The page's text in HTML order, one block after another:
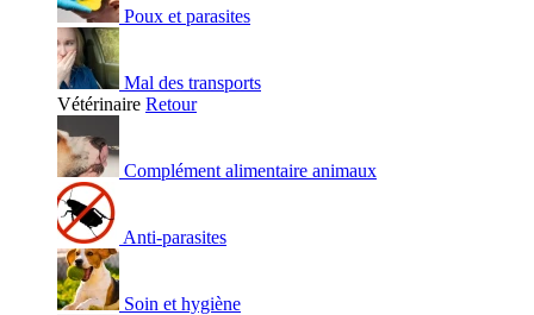
Poux et parasites
Mal des transports
Vétérinaire Retour
Complément alimentaire animaux
Anti-parasites
Soin et hygiène